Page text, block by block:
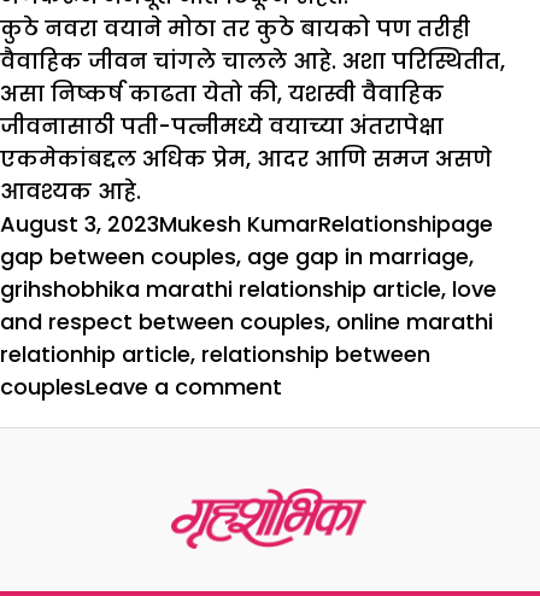
कुठे नवरा वयाने मोठा तर कुठे बायको पण तरीही
वैवाहिक जीवन चांगले चालले आहे. अशा परिस्थितीत,
असा निष्कर्ष काढता येतो की, यशस्वी वैवाहिक
जीवनासाठी पती-पत्नीमध्ये वयाच्या अंतरापेक्षा
एकमेकांबद्दल अधिक प्रेम, आदर आणि समज असणे
आवश्यक आहे.
Posted
on
August 3, 2023Author
Mukesh KumarCategories
RelationshipTags
age
gap between couples, age gap in marriage,
grihshobhika marathi relationship article, love
and respect between couples, online marathi
relationhip article, relationship between
couplesLeave a comment
वयात
किती
अंतर